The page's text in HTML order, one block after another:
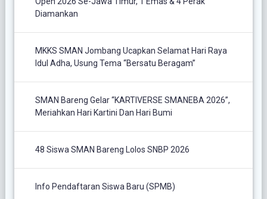
Diamankan
MKKS SMAN Jombang Ucapkan Selamat Hari Raya
Idul Adha, Usung Tema “Bersatu Beragam”
SMAN Bareng Gelar “KARTIVERSE SMANEBA 2026”,
Meriahkan Hari Kartini Dan Hari Bumi
48 Siswa SMAN Bareng Lolos SNBP 2026
Info Pendaftaran Siswa Baru (SPMB)